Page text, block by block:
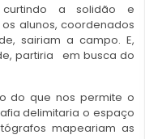
a solidão e
alunos, coordenados
sairiam a campo. E,
partiria em busca do
do que nos permite o
delimitaria o espaço
mapeariam as